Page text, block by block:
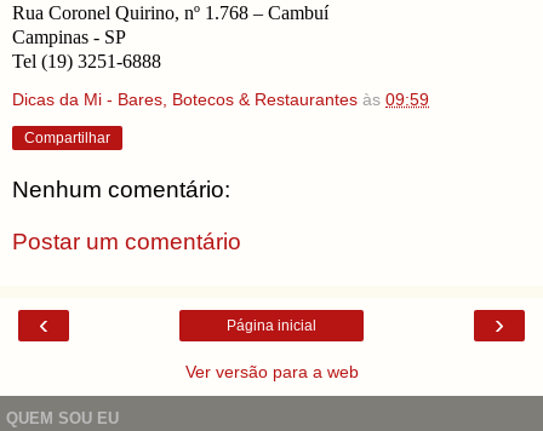
Rua Coronel Quirino, nº 1.768 – Cambuí
Campinas - SP
Tel (19) 3251-6888
Dicas da Mi - Bares, Botecos & Restaurantes às 09:59
Compartilhar
Nenhum comentário:
Postar um comentário
‹ ›
Página inicial
Ver versão para a web
QUEM SOU EU